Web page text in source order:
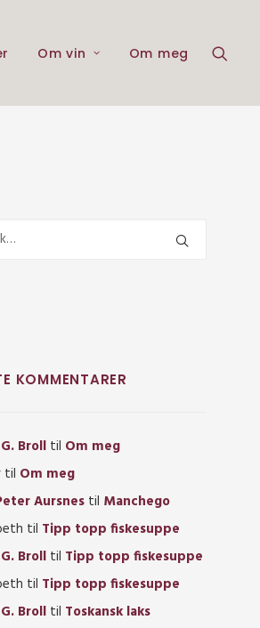
Om vin Om meg
KOMMENTARER
Broll til Om meg
til Om meg
Aursnes til Manchego
til Tipp topp fiskesuppe
Broll til Tipp topp fiskesuppe
til Tipp topp fiskesuppe
Broll til Toskansk laks